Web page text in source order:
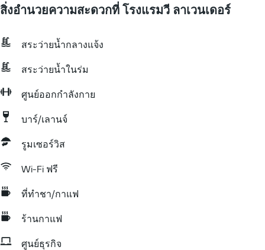
สิ่งอำนวยความสะดวกที่ โรงแรมวี ลาเวนเดอร์
สระว่ายน้ำกลางแจ้ง
สระว่ายน้ำในร่ม
ศูนย์ออกกำลังกาย
บาร์/เลานจ์
รูมเซอร์วิส
Wi-Fi ฟรี
ที่ทำชา/กาแฟ
ร้านกาแฟ
ศูนย์ธุรกิจ